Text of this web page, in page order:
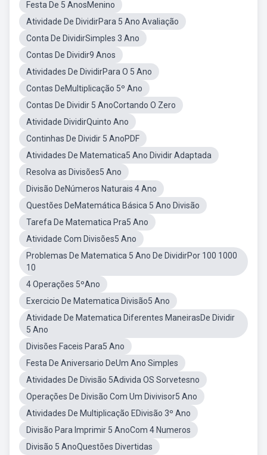
Festa De 5 AnosMenino
Atividade De DividirPara 5 Ano Avaliação
Conta De DividirSimples 3 Ano
Contas De Dividir9 Anos
Atividades De DividirPara O 5 Ano
Contas DeMultiplicação 5º Ano
Contas De Dividir 5 AnoCortando O Zero
Atividade DividirQuinto Ano
Continhas De Dividir 5 AnoPDF
Atividades De Matematica5 Ano Dividir Adaptada
Resolva as Divisões5 Ano
Divisão DeNúmeros Naturais 4 Ano
Questões DeMatemática Básica 5 Ano Divisão
Tarefa De Matematica Pra5 Ano
Atividade Com Divisões5 Ano
Problemas De Matematica 5 Ano De DividirPor 100 1000
10
4 Operações 5ºAno
Exercicio De Matematica Divisão5 Ano
Atividade De Matematica Diferentes ManeirasDe Dividir
5 Ano
Divisões Faceis Para5 Ano
Festa De Aniversario DeUm Ano Simples
Atividades De Divisão 5Adivida OS Sorvetesno
Operações De Divisão Com Um Divivisor5 Ano
Atividades De Multiplicação EDivisão 3º Ano
Divisão Para Imprimir 5 AnoCom 4 Numeros
Divisão 5 AnoQuestões Divertidas